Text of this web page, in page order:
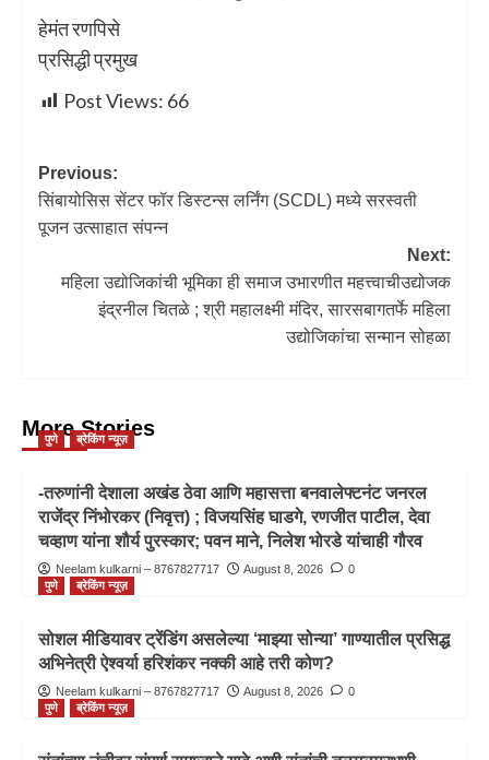
हेमंत रणपिसे
प्रसिद्धी प्रमुख
Post Views: 66
Previous:
सिंबायोसिस सेंटर फॉर डिस्टन्स लर्निंग (SCDL) मध्ये सरस्वती
पूजन उत्साहात संपन्न
Next:
महिला उद्योजिकांची भूमिका ही समाज उभारणीत महत्त्वाचीउद्योजक
इंद्रनील चितळे ; श्री महालक्ष्मी मंदिर, सारसबागतर्फे महिला
उद्योजिकांचा सन्मान सोहळा
More Stories
पुणे ब्रेकिंग न्यूज़
-तरुणांनी देशाला अखंड ठेवा आणि महासत्ता बनवालेफ्टनंट जनरल
राजेंद्र निंभोरकर (निवृत्त) ; विजयसिंह घाडगे, रणजीत पाटील, देवा
चव्हाण यांना शौर्य पुरस्कार; पवन माने, निलेश भोरडे यांचाही गौरव
Neelam kulkarni – 8767827717 August 8, 2026
0
पुणे
ब्रेकिंग न्यूज़
सोशल मीडियावर ट्रेंडिंग असलेल्या ‘माझ्या सोन्या’ गाण्यातील प्रसिद्ध
अभिनेत्री ऐश्वर्या हरिशंकर नक्की आहे तरी कोण?
Neelam kulkarni – 8767827717 August 8, 2026
0
पुणे
ब्रेकिंग न्यूज़